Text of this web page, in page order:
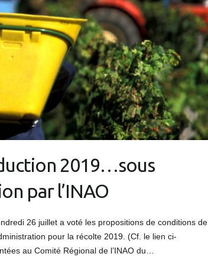
2019…sous
par l’INAO
26 juillet a voté les propositions de conditions de
pour la récolte 2019. (Cf. le lien ci-
au Comité Régional de l’INAO du…